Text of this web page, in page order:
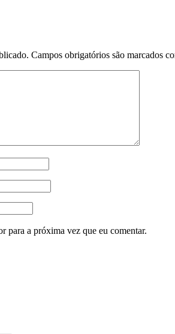
Campos obrigatórios são marcados
para a próxima vez que eu comentar.